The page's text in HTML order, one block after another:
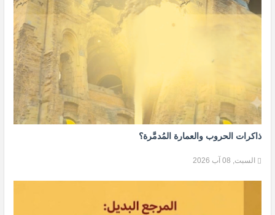
ذاكرات الحروب والعمارة المُدمَّرة؟
السبت, 08 آب 2026